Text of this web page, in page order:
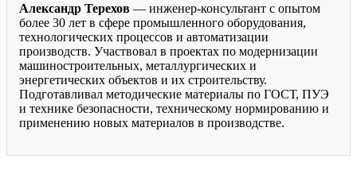
Александр Терехов — инженер-консультант с опытом
более 30 лет в сфере промышленного оборудования,
технологических процессов и автоматизации
производств. Участвовал в проектах по модернизации
машиностроительных, металлургических и
энергетических объектов и их строительству.
Подготавливал методические материалы по ГОСТ, ПУЭ
и технике безопасности, техническому нормированию и
применению новых материалов в производстве.